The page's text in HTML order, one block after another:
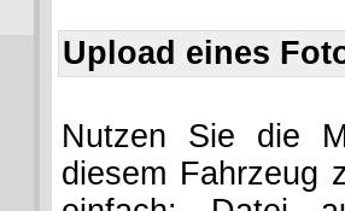
Upload eines
Nutzen Sie die
diesem Fahrzeug